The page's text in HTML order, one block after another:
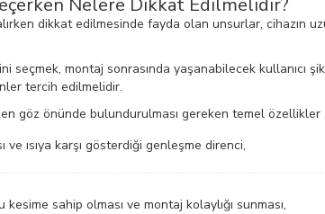
Nelere Dikkat Edilmelidir?
dikkat edilmesinde fayda olan unsurlar, cihazın
seçmek, montaj sonrasında yaşanabilecek
tercih edilmelidir.
göz önünde bulundurulması gereken temel özellikler
ve ısıya karşı gösterdiği genleşme direnci,
sahip olması ve montaj kolaylığı sunması,